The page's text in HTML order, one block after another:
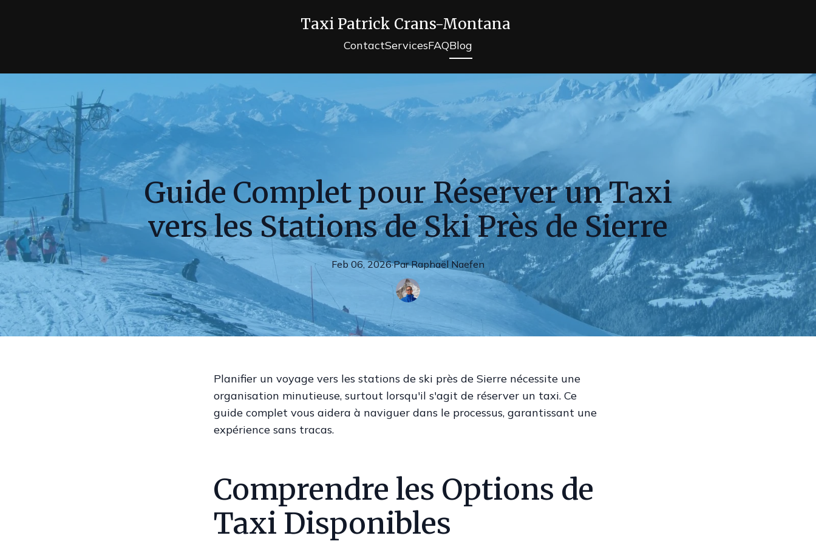
Taxi Patrick Crans-Montana
ContactServicesFAQBlog
Guide Complet pour Réserver un Taxi
vers les Stations de Ski Près de Sierre
Feb 06, 2026·Par Raphaël Naefen
Planifier un voyage vers les stations de ski près de Sierre nécessite une
organisation minutieuse, surtout lorsqu'il s'agit de réserver un taxi. Ce
guide complet vous aidera à naviguer dans le processus, garantissant une
expérience sans tracas.
Comprendre les Options de
Taxi Disponibles